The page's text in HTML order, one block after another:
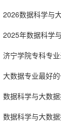
2026数据科学与大数据技术
2025年数据科学与大
济宁学院专科专业录取分数
大数据专业最好的一本大学
数据科学与大数据技术考研院
数据科学与大数据技术